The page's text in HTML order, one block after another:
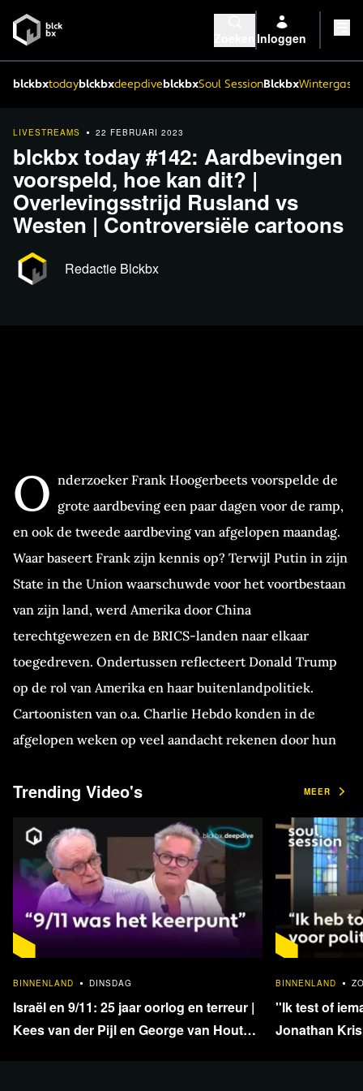
Inloggen
blckbxtodayblckbxdeepdiveblckbxSoul SessionBlckbx
LIVESTREAMS 22 FEBRUARI 2023
blckbx today #142: Aardbevingen
voorspeld, hoe kan dit? |
Overlevingsstrijd Rusland vs
Westen | Controversiële cartoons
Redactie Blckbx
O nderzoeker Frank Hoogerbeets voorspelde de
grote aardbeving een paar dagen voor de ramp,
en ook de tweede aardbeving van afgelopen maandag.
Waar baseert Frank zijn kennis op? Terwijl Putin in zijn
State in the Union waarschuwde voor het voortbestaan
van zijn land, werd Amerika door China
terechtgewezen en de BRICS-landen naar elkaar
toegedreven. Ondertussen reflecteert Donald Trump
op de rol van Amerika en haar buitenlandpolitiek.
Cartoonisten van o.a. Charlie Hebdo konden in de
afgelopen weken op veel aandacht rekenen door hun
ook cartoons uit eigen land worden breed gedeeld. Zo
ook tekenaar Wilfred Klap, cartoonist bij nieuwsblad
Gezond Verstand. Dat en meer in blckbx today.
Win een exemplaar van
CARTOONS: hét cartoonboek
van Gezond Verstand
Doe mee
Trending Video's MEER
BINNENLAND
DINSDAG
Israël en 9/11: 25 jaar oorlog en terreur |
Kees van der Pijl en George van Houts -
BINNENLAND
''Ik test of
Jonathan